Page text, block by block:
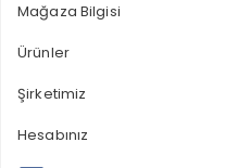
Mağaza Bilgisi
Ürünler
Şirketimiz
Hesabınız